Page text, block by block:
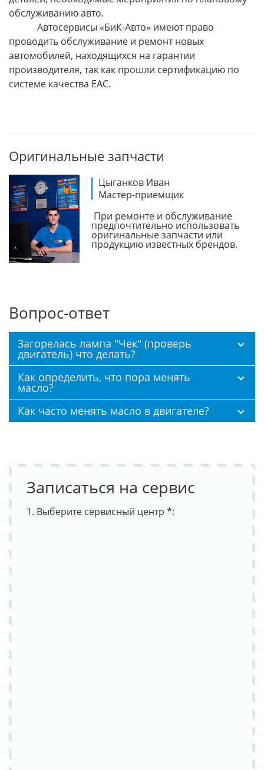
обслуживанию авто.
Автосервисы «БиК-Авто» имеют право
проводить обслуживание и ремонт новых
автомобилей, находящихся на гарантии
производителя, так как прошли сертификацию по
системе качества EAC.
Оригинальные запчасти
Цыганков Иван
Мастер-приемщик
При ремонте и обслуживание
предпочтительно использовать
оригинальные запчасти или
продукцию известных брендов.
Вопрос-ответ
Загорелась лампа "Чек" (проверь
двигатель) что делать?
Как определить, что пора менять
масло?
Как часто менять масло в двигателе?
Записаться на сервис
1. Выберите сервисный центр *: